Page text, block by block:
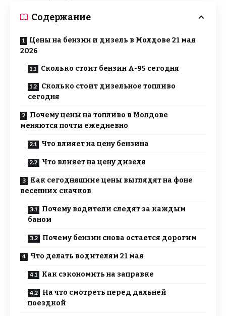
Содержание
Цены на бензин и дизель в Молдове 21 мая
2026
Сколько стоит бензин А-95 сегодня
Сколько стоит дизельное топливо
сегодня
Почему цены на топливо в Молдове
меняются почти ежедневно
Что влияет на цену бензина
Что влияет на цену дизеля
Как сегодняшние цены выглядят на фоне
весенних скачков
Почему водители следят за каждым
баном
Почему бензин снова остается дорогим
Что делать водителям 21 мая
Как сэкономить на заправке
На что смотреть перед дальней
поездкой